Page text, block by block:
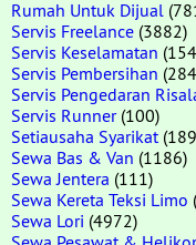
Rumah Untuk Dijual
Servis Freelance (3882)
Servis Keselamatan
Servis Pembersihan
Servis Pengedaran
Servis Runner(100)
Setiausaha Syarikat
Sewa Bas & Van (1186)
Sewa Jentera (111)
Sewa Kereta Teksi Limo
Sewa Lori (4972)